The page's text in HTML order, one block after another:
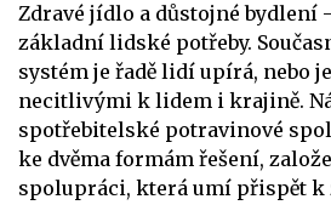
Zdravé jídlo a důstojné bydlení
základní lidské potřeby.
systém je řadě lidí upírá, nebo
necitlivými k lidem i krajině.
spotřebitelské potravinové
ke dvěma formám řešení,
spolupráci, která umí přispět k